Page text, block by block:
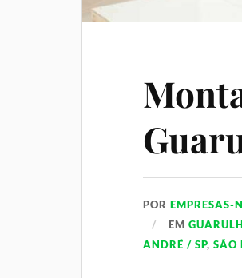
POREMPRESAS-
EM
ANDRÉ / SP,SÃO